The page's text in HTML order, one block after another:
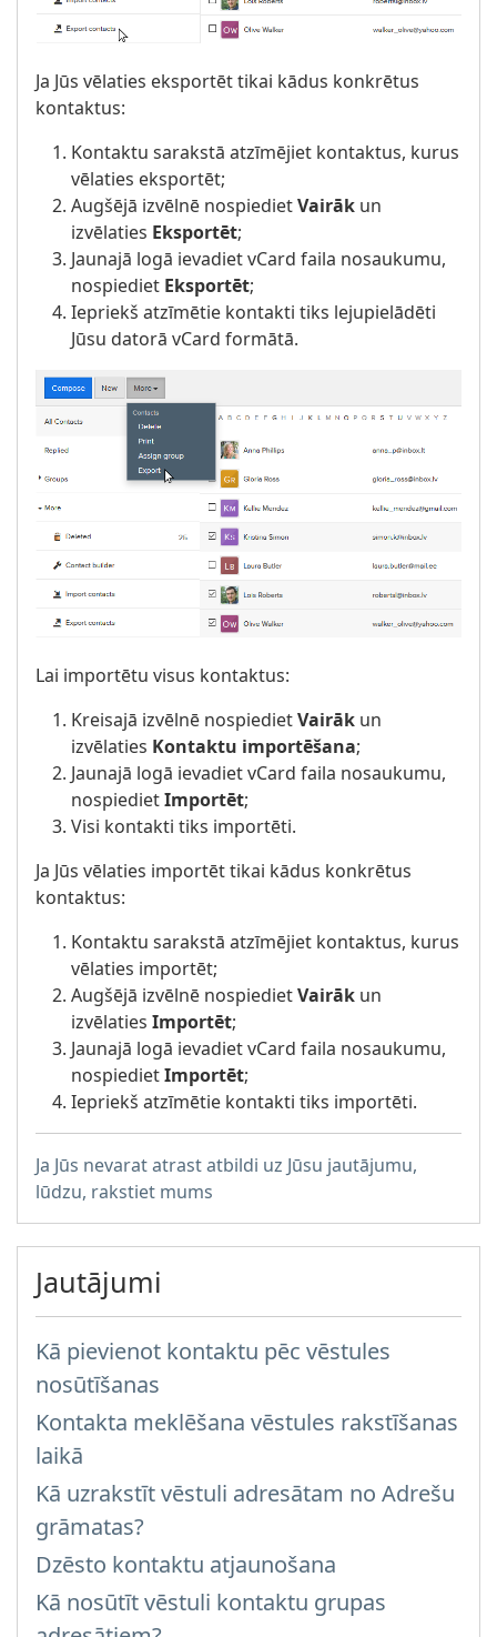
Ja Jūs vēlaties eksportēt tikai kādus konkrētus
kontaktus:
Kontaktu sarakstā atzīmējiet kontaktus, kurus
vēlaties eksportēt;
Augšējā izvēlnē nospiedietVairāk un
izvēlaties Eksportēt;
Jaunajā logā ievadiet vCard faila nosaukumu,
nospiediet Eksportēt;
Iepriekš atzīmētie kontakti tiks lejupielādēti
Jūsu datorā vCard formātā.
Lai importētu visus kontaktus:
Kreisajā izvēlnē nospiedietVairāk un
izvēlaties Kontaktu importēšana;
Jaunajā logā ievadiet vCard faila nosaukumu,
nospiedietImportēt;
Visi kontakti tiks importēti.
Ja Jūs vēlaties importēt tikai kādus konkrētus
kontaktus:
Kontaktu sarakstā atzīmējiet kontaktus, kurus
vēlaties importēt;
Augšējā izvēlnē nospiedietVairāk un
izvēlaties Importēt;
Jaunajā logā ievadiet vCard faila nosaukumu,
nospiedietImportēt;
Iepriekš atzīmētie kontakti tiks importēti.
Ja Jūs nevarat atrast atbildi uz Jūsu jautājumu,
lūdzu, rakstiet mums
Jautājumi
Kā pievienot kontaktu pēc vēstules
nosūtīšanas
Kontakta meklēšana vēstules rakstīšanas
laikā
Kā uzrakstīt vēstuli adresātam no Adrešu
grāmatas?
Dzēsto kontaktu atjaunošana
Kā nosūtīt vēstuli kontaktu grupas